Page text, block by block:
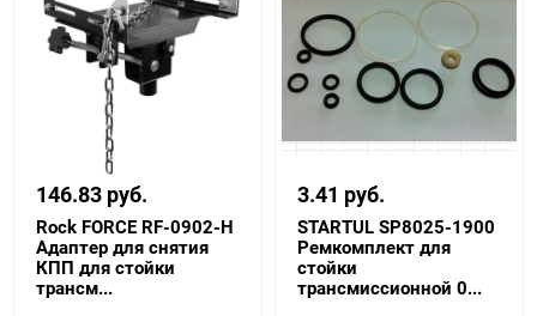
146.83 руб.
Rock FORCE RF-0902-H
Адаптер для снятия
КПП для стойки
трансм...
3.41 руб.
STARTUL SP8025-1900
Ремкомплект для
стойки
трансмиссионной 0...